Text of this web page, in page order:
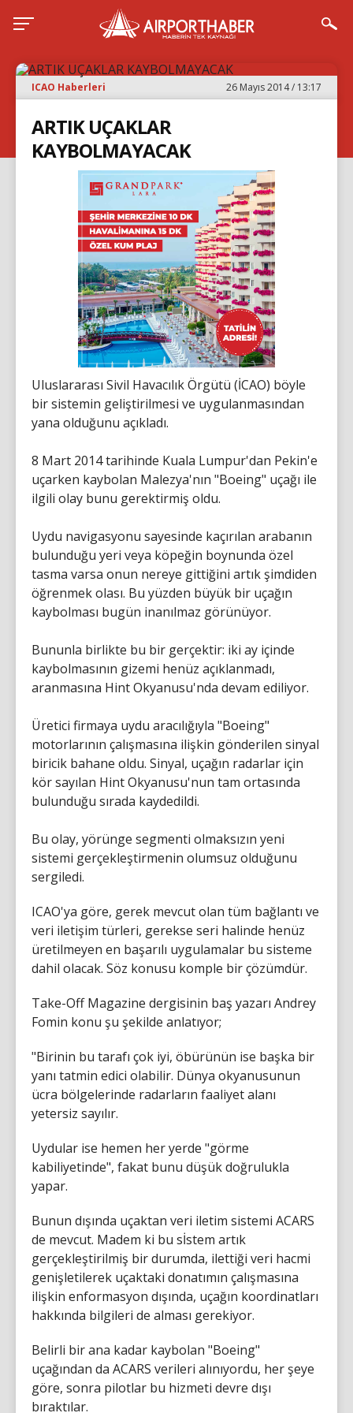
ICAO Haberleri 26 Mayıs 2014 / 13:17
ARTIK UÇAKLAR
KAYBOLMAYACAK
Uluslararası Sivil Havacılık Örgütü (İCAO) böyle
bir sistemin geliştirilmesi ve uygulanmasından
yana olduğunu açıkladı.
8 Mart 2014 tarihinde Kuala Lumpur'dan Pekin'e
uçarken kaybolan Malezya'nın "Boeing" uçağı ile
ilgili olay bunu gerektirmiş oldu.
Uydu navigasyonu sayesinde kaçırılan arabanın
bulunduğu yeri veya köpeğin boynunda özel
tasma varsa onun nereye gittiğini artık şimdiden
öğrenmek olası. Bu yüzden büyük bir uçağın
kaybolması bugün inanılmaz görünüyor.
Bununla birlikte bu bir gerçektir: iki ay içinde
kaybolmasının gizemi henüz açıklanmadı,
aranmasına Hint Okyanusu'nda devam ediliyor.
Üretici firmaya uydu aracılığıyla "Boeing"
motorlarının çalışmasına ilişkin gönderilen sinyal
biricik bahane oldu. Sinyal, uçağın radarlar için
kör sayılan Hint Okyanusu'nun tam ortasında
bulunduğu sırada kaydedildi.
Bu olay, yörünge segmenti olmaksızın yeni
sistemi gerçekleştirmenin olumsuz olduğunu
sergiledi.
ICAO'ya göre, gerek mevcut olan tüm bağlantı ve
veri iletişim türleri, gerekse seri halinde henüz
üretilmeyen en başarılı uygulamalar bu sisteme
dahil olacak. Söz konusu komple bir çözümdür.
Take-Off Magazine dergisinin baş yazarı Andrey
Fomin konu şu şekilde anlatıyor;
"Birinin bu tarafı çok iyi, öbürünün ise başka bir
yanı tatmin edici olabilir. Dünya okyanusunun
ücra bölgelerinde radarların faaliyet alanı
yetersiz sayılır.
Uydular ise hemen her yerde "görme
kabiliyetinde", fakat bunu düşük doğrulukla
yapar.
Bunun dışında uçaktan veri iletim sistemi ACARS
de mevcut. Madem ki bu sİstem artık
gerçekleştirilmiş bir durumda, ilettiği veri hacmi
genişletilerek uçaktaki donatımın çalışmasına
ilişkin enformasyon dışında, uçağın koordinatları
hakkında bilgileri de alması gerekiyor.
Belirli bir ana kadar kaybolan "Boeing"
uçağından da ACARS verileri alınıyordu, her şeye
göre, sonra pilotlar bu hizmeti devre dışı
bıraktılar.